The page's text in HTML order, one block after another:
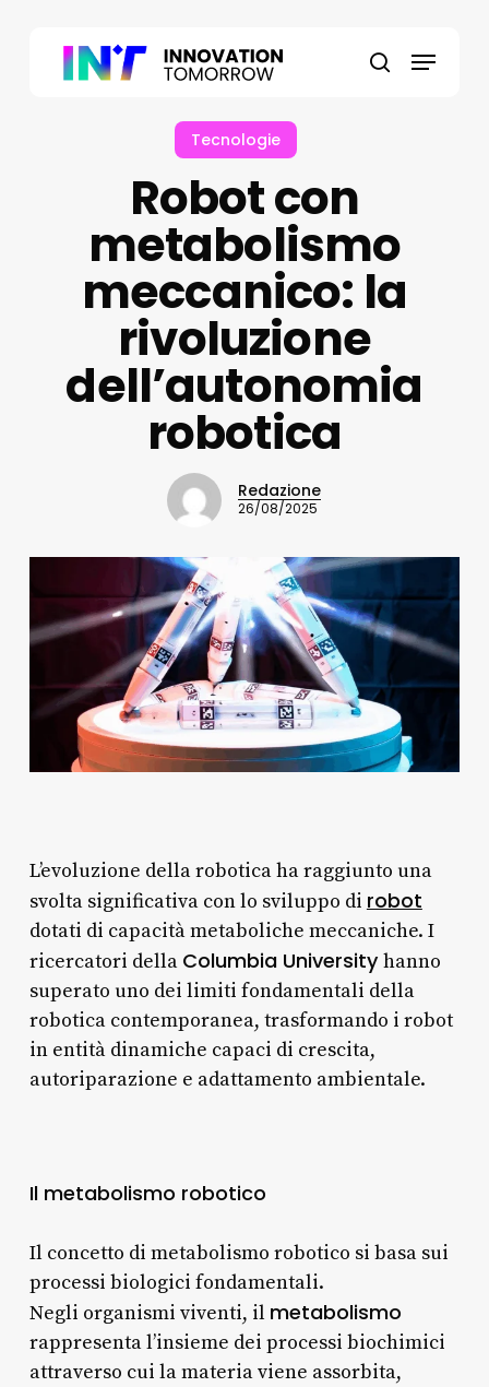
search
Menu
Tecnologie
Robot con
metabolismo
meccanico: la
rivoluzione
dell’autonomia
robotica
Redazione
26/08/2025
L’evoluzione della robotica ha raggiunto una
svolta significativa con lo sviluppo di robot
dotati di capacità metaboliche meccaniche. I
ricercatori della Columbia Universityhanno
superato uno dei limiti fondamentali della
robotica contemporanea, trasformando i robot
in entità dinamiche capaci di crescita,
autoriparazione e adattamento ambientale.
Il metabolismo robotico
Il concetto di metabolismo robotico si basa sui
processi biologici fondamentali.
Negli organismi viventi, il metabolismo
rappresenta l’insieme dei processi biochimici
attraverso cui la materia viene assorbita,